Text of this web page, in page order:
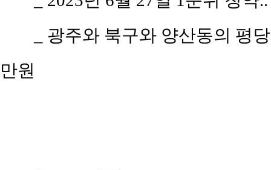
_ 광주와 북구와 양산동의 평
만원